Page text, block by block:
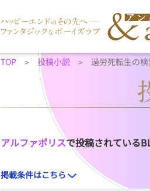
TOP 投稿小説 過労死転生の
アルファポリスで投稿されている
掲載条件はこちら